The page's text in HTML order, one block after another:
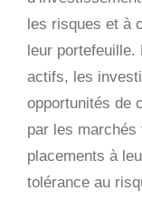
les risques et à
leur
actifs, les
opportunités de
par les marchés
placements à
tolérance au